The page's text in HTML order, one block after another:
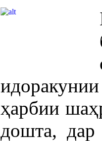
ҳарбии
дошта,